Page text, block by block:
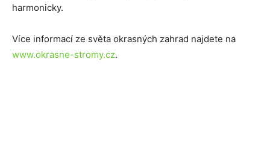
harmonicky.
Více informací ze světa okrasných zahrad najdete na
www.okrasne-stromy.cz.